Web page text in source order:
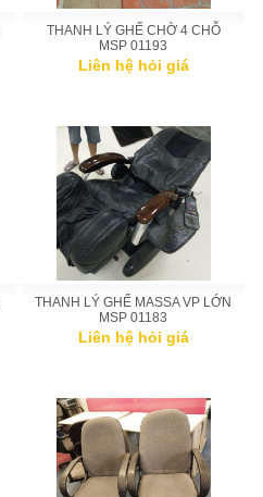
THANH LÝ GHẾ CHỜ 4 CHỖ
MSP 01193
Liên hệ hỏi giá
THANH LÝ GHẾ MASSA VP LỚN
MSP 01183
Liên hệ hỏi giá